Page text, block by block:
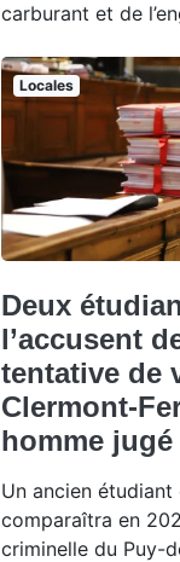
carburant et de
Locales
Deux
l’accusent
tentative de
Clermont-
homme jugé
Un ancien étudiant
comparaîtra en
criminelle du Puy-